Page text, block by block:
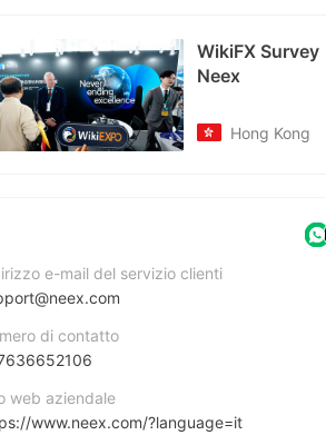
WikiFX Survey
Neex
Hong Kong
e-mail del servizio clienti
di contatto
web aziendale
www.neex.com/?language=it